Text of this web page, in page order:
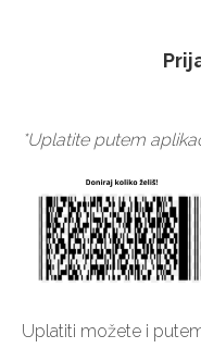
*Uplatite putem
Uplatiti možete i